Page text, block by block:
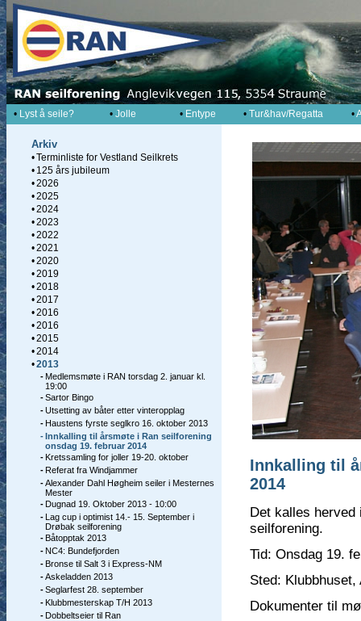
• Lyst å seile? • Jolle • Entype • Tur&hav/Regatta •
Arkiv
•Terminliste for Vestland Seilkrets
• 125 års jubileum
•2026
•2025
•2024
•2023
•2022
•2021
•2020
•2019
•2018
•2017
•2016
•2016
•2015
•2014
•2013
-Medlemsmøte i RAN torsdag 2. januar kl.
19:00
-Sartor Bingo
-Utsetting av båter etter vinteropplag
-Haustens fyrste seglkro 16. oktober 2013
-Innkalling til årsmøte i Ran seilforening
onsdag 19. februar 2014
-Kretssamling for joller 19-20. oktober
-Referat fra Windjammer
-Alexander Dahl Høgheim seiler i Mesternes
Mester
-Dugnad 19. Oktober 2013 - 10:00
-Lag cup i optimist 14.- 15. September i
Drøbak seilforening
-Båtopptak 2013
-NC4: Bundefjorden
-Bronse til Salt 3 i Express-NM
-Askeladden 2013
-Seglarfest 28. september
-Klubbmesterskap T/H 2013
-Dobbeltseier til Ran
Innkalling til
2014
Det kalles
seilforening.
Tid: Onsdag 19.
Sted: Klubbhuset,
Dokumenter til